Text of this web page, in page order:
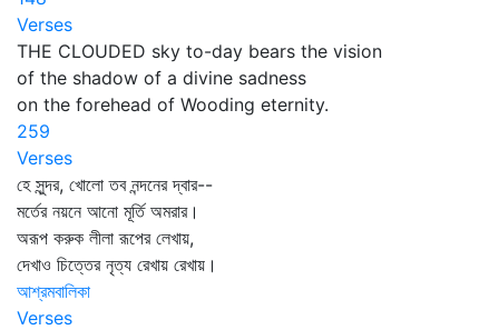
Verses
THE CLOUDED sky to-day bears the vision
of the shadow of a divine sadness
on the forehead of Wooding eternity.
259
Verses
হে সুন্দর, খোলো তব নন্দনের দ্বার--
মর্তের নয়নে আনো মূর্তি অমরার।
অরূপ করুক লীলা রূপের লেখায়,
দেখাও চিত্তের নৃত্য রেখায় রেখায়।
আশ্রমবালিকা
Verses